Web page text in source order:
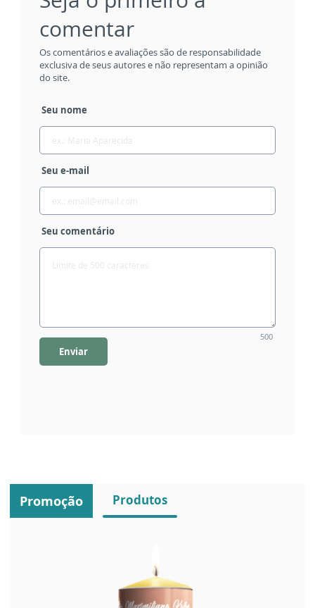
comentar
Os comentários e avaliações são de responsabilidade
exclusiva de seus autores e não representam a opinião
do site.
Seu nome
Seu e-mail
Seu comentário
500
Enviar
Promoção Produtos